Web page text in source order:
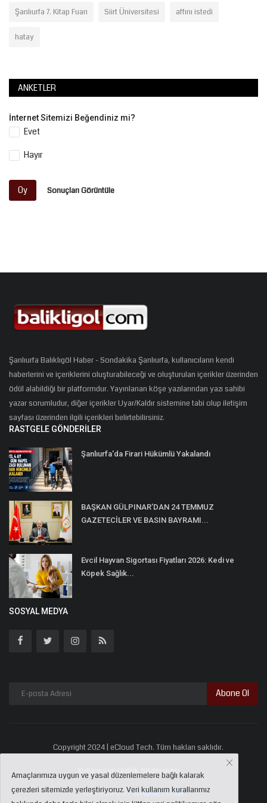
Şanlıurfa 7. Kitap Fuarı Siirt Üniversitesi affını istedi
hatay
ANKETLER
İnternet Sitemizi Beğendiniz mi?
Evet
Hayır
Oy Sonuçları Görüntüle
Şanlıurfa Balıklıgöl Haber - Sondakika Şanlıurfa, kullanıcıların kendi
haberlerini ve içeriklerini oluşturabileceği ve oluşturulan içerikler üzerinden
ödül alabildiği bir platformdur. Yayınlanan köşe yazılarından yazı sahibi
yazar sorumludur, diğer içerikler Uyar/Kaldır sistemine tabi olup iletişim
sayfası üzerinden ilgili içerikleri belirtebilirsiniz.
RASTGELE GÖNDERILER
Şanlıurfa'da Firari Hükümlü Yakalandı
BAŞKAN GÜLPINAR’DAN 24 TEMMUZ
GAZETECİLER VE BASIN BAYRAMI...
Evcil Hayvan Sigortası Fiyatları 2026: Kedi ve
Köpek Sağlık...
SOSYAL MEDYA
Abone Ol
Copyright 2024 | eCloud Tech. Tüm hakları saklıdır.
Kullanıcı ve Gizlilik Sözleşmesi
Destekleyen:Avukat Portal
Amaçlarımıza uygun ve yasal düzenlemelere bağlı kalarak
çerezleri sitemizde yerleştiriyoruz. Veri kullanım kurallarımız